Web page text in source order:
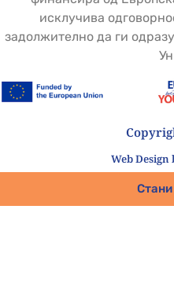
исклучива
задолжително да ги
Web